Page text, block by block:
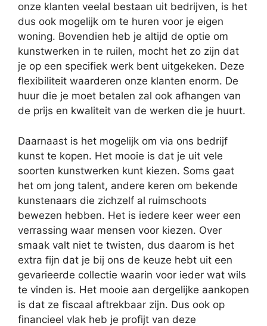
onze klanten veelal bestaan uit bedrijven, is het
dus ook mogelijk om te huren voor je eigen
woning. Bovendien heb je altijd de optie om
kunstwerken in te ruilen, mocht het zo zijn dat
je op een specifiek werk bent uitgekeken. Deze
flexibiliteit waarderen onze klanten enorm. De
huur die je moet betalen zal ook afhangen van
de prijs en kwaliteit van de werken die je huurt.
Daarnaast is het mogelijk om via ons bedrijf
kunst te kopen. Het mooie is dat je uit vele
soorten kunstwerken kunt kiezen. Soms gaat
het om jong talent, andere keren om bekende
kunstenaars die zichzelf al ruimschoots
bewezen hebben. Het is iedere keer weer een
verrassing waar mensen voor kiezen. Over
smaak valt niet te twisten, dus daarom is het
extra fijn dat je bij ons de keuze hebt uit een
gevarieerde collectie waarin voor ieder wat wils
te vinden is. Het mooie aan dergelijke aankopen
is dat ze fiscaal aftrekbaar zijn. Dus ook op
financieel vlak heb je profijt van deze